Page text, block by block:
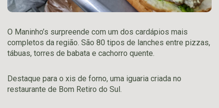
O Maninho’s surpreende com um dos cardápios mais
completos da região. São 80 tipos de lanches entre pizzas,
tábuas, torres de babata e cachorro quente.
Destaque para o xis de forno, uma iguaria criada no
restaurante de Bom Retiro do Sul.